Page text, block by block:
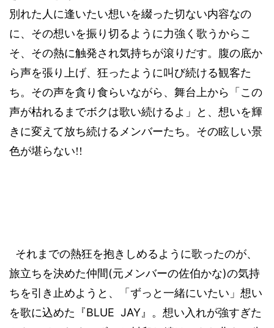
別れた人に逢いたい想いを綴った切ない内容なの
に、その想いを振り切るように力強く歌うからこ
そ、その熱に触発され気持ちが滾りだす。腹の底か
ら声を張り上げ、狂ったように叫び続ける観客た
ち。その声を貪り食らいながら、舞台上から「この
声が枯れるまでボクは歌い続けるよ」と、想いを輝
きに変えて放ち続けるメンバーたち。その眩しい景
色が堪らない!!
それまでの熱狂を抱きしめるように歌ったのが、
旅立ちを決めた仲間 (元メンバーの佐伯かな)の気持
ちを引き止めようと、「ずっと一緒にいたい」 想い
を歌に込めた『BLUE JAY』。想い入れが強すぎた